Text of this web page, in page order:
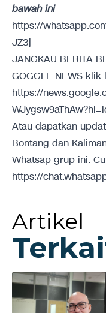
bawah ini
https://
JZ3j
JANGKAU BERITA
GOGGLE NEWS
https://
Atau dapatkan
Bontang dan
Whatsap grup ini.
https://
Artikel